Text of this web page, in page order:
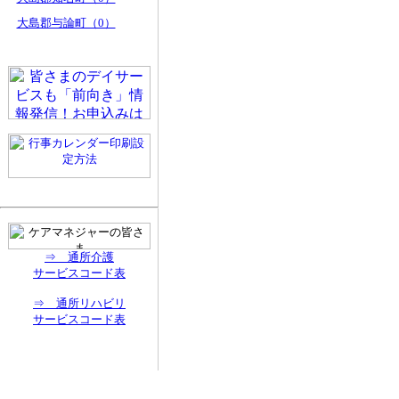
大島郡与論町（0）
⇒ 通所介護
サービスコード表
⇒ 通所リハビリ
サービスコード表